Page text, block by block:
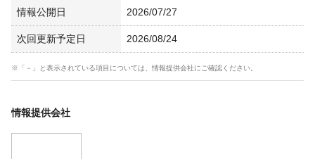
情報公開日 2026/07/27
次回更新予定日 2026/08/24
※「－」と表示されている項目については、情報提供会社にご確認ください。
情報提供会社